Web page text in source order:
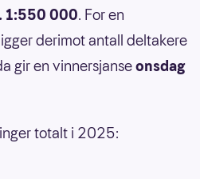
1:550 000. For en
derimot antall deltakere
gir en vinnersjanseonsdag
totalt i 2025: